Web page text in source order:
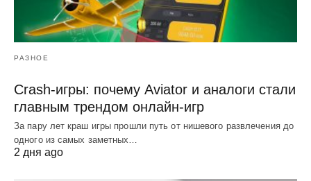
РАЗНОЕ
Crash-игры: почему Aviator и аналоги стали
главным трендом онлайн-игр
За пару лет краш игры прошли путь от нишевого развлечения до
одного из самых заметных…
2 дня ago